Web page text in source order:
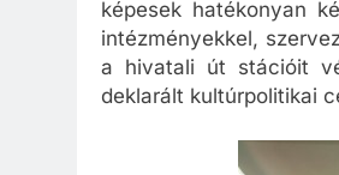
képesek hatékonyan
intézményekkel,
a hivatali út stációit
deklarált kultúrpolitikai